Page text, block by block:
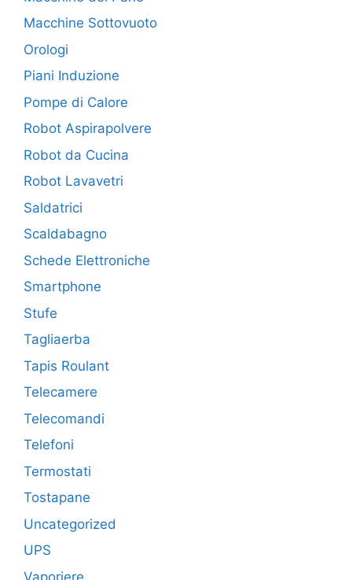
Macchine Sottovuoto
Orologi
Piani Induzione
Pompe di Calore
Robot Aspirapolvere
Robot da Cucina
Robot Lavavetri
Saldatrici
Scaldabagno
Schede Elettroniche
Smartphone
Stufe
Tagliaerba
Tapis Roulant
Telecamere
Telecomandi
Telefoni
Termostati
Tostapane
Uncategorized
UPS
Vaporiere